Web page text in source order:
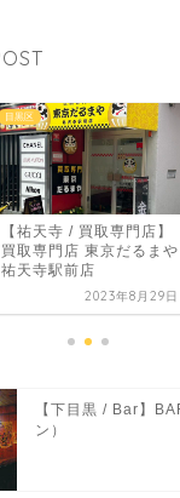
目黒区
【祐天寺 / 買取専門店】
買取専門店 東京だるまや
祐天寺駅前店
2023年8月29日
【下目黒 / Bar】
ン）